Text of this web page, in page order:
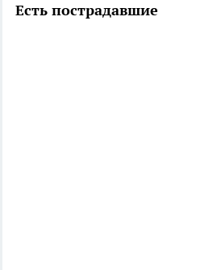
Есть пострадавшие